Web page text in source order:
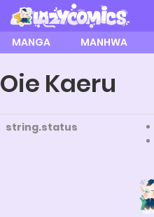
MANGA MANHWA
Oie Kaeru
string.status